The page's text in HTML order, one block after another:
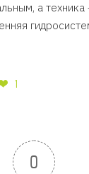
а техника
1
0